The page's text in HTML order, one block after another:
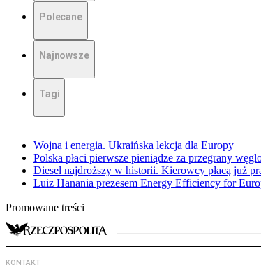
Polecane
Najnowsze
Tagi
Wojna i energia. Ukraińska lekcja dla Europy
Polska płaci pierwsze pieniądze za przegrany
Diesel najdroższy w historii. Kierowcy płacą już
Luiz Hanania prezesem Energy Efficiency for
Promowane treści
KONTAKT